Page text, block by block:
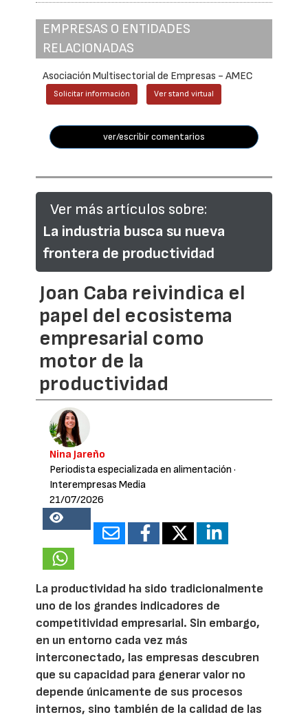
EMPRESAS O ENTIDADES
RELACIONADAS
Asociación Multisectorial de Empresas - AMEC
Solicitar información Ver stand virtual
ver/escribir comentarios
Ver más artículos sobre:
La industria busca su nueva
frontera de productividad
Joan Caba reivindica el
papel del ecosistema
empresarial como
motor de la
productividad
Nina Jareño
Periodista especializada en alimentación ·
Interempresas Media
21/07/2026
18125
La productividad ha sido tradicionalmente
uno de los grandes indicadores de
competitividad empresarial. Sin embargo,
en un entorno cada vez más
interconectado, las empresas descubren
que su capacidad para generar valor no
depende únicamente de sus procesos
internos, sino también de la calidad de las